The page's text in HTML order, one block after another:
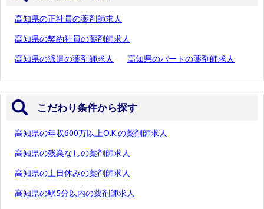
高知県の正社員の薬剤師求人
高知県の契約社員の薬剤師求人
高知県の派遣の薬剤師求人 高知県のパートの薬剤師求人
こだわり条件から探す
高知県の年収600万以上O.K.の薬剤師求人
高知県の残業なしの薬剤師求人
高知県の土日休みの薬剤師求人
高知県の駅5分以内の薬剤師求人